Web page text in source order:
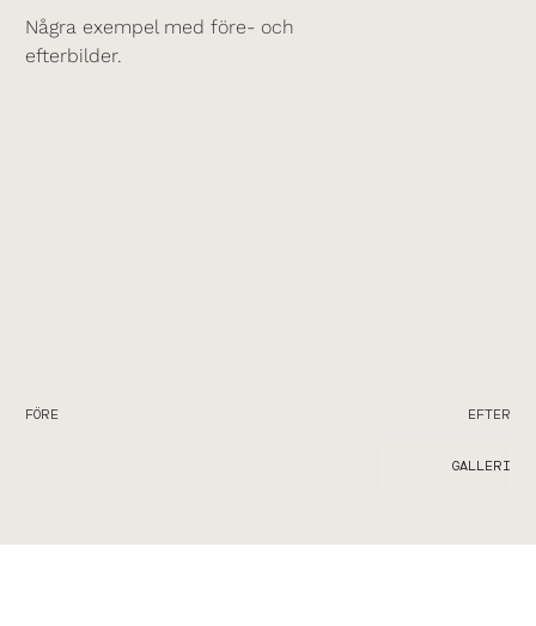
Några exempel med före- och
efterbilder.
FÖRE EFTER
GALLERI